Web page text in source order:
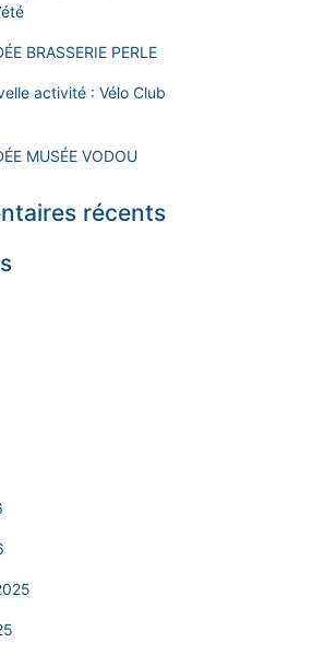
BRASSERIE PERLE
activité : Vélo Club
MUSÉE VODOU
récents